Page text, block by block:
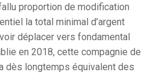
proportion de modification
la total minimal d’argent
déplacer vers fondamental
en 2018, cette compagnie de
dès longtemps équivalent des